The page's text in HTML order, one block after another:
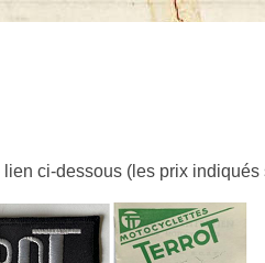
ci-dessous ( les prix